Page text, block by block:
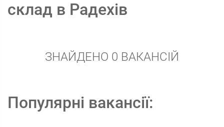
склад в Радехів
ЗНАЙДЕНО 0 ВАКАНСІЙ
Популярні вакансії: